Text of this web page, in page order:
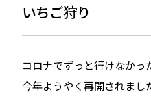
いちご狩り
コロナでずっと行けなかっ
今年ようやく再開されまし